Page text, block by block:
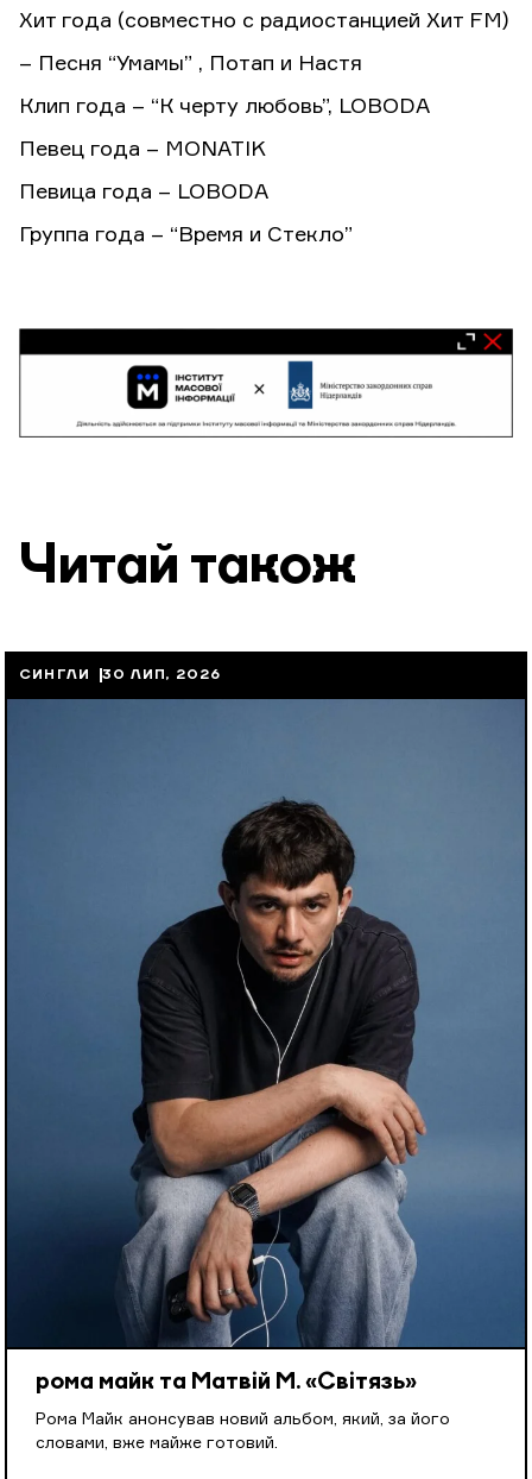
Хит года (совместно с радиостанцией Хит FM)
– Песня “Умамы” , Потап и Настя
Клип года – “К черту любовь”, LOBODA
Певец года – MONATIK
Певица года – LOBODA
Группа года – “Время и Стекло”
Читай також
СИНГЛИ 30 ЛИП, 2026
рома майк та Матвій М. «Світязь»
Рома Майк анонсував новий альбом, який, за його
словами, вже майже готовий.